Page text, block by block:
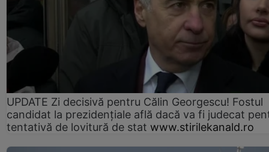
UPDATE Zi decisivă pentru Călin Georgescu! Fostul
candidat la prezidențiale află dacă va fi judecat
tentativă de lovitură de stat www.stirilekanald.ro